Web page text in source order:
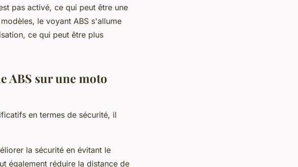
pas activé, ce qui peut être une
le voyant ABS s'allume
ce qui peut être plus
ABS sur une moto
en termes de sécurité, il
la sécurité en évitant le
également réduire la distance de